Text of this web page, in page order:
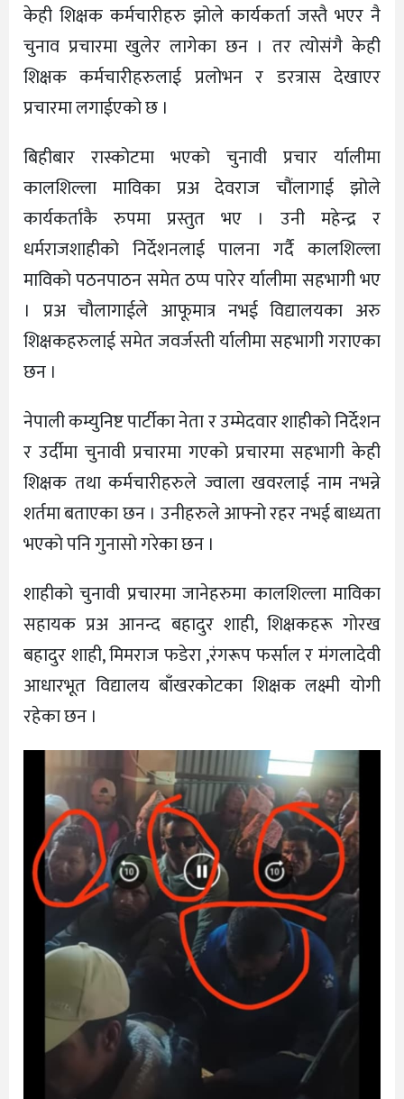
केही शिक्षक कर्मचारीहरु झोले कार्यकर्ता जस्तै भएर नै
चुनाव प्रचारमा खुलेर लागेका छन । तर त्योसंगै केही
शिक्षक कर्मचारीहरुलाई प्रलोभन र डरत्रास देखाएर
प्रचारमा लगाईएको छ ।
बिहीबार रास्कोटमा भएको चुनावी प्रचार र्यालीमा
कालशिल्ला माविका प्रअ देवराज चौंलागाई झोले
कार्यकर्ताकै रुपमा प्रस्तुत भए । उनी महेन्द्र र
धर्मराजशाहीको निर्देशनलाई पालना गर्दै कालशिल्ला
माविको पठनपाठन समेत ठप्प पारेर र्यालीमा सहभागी भए
। प्रअ चौलागाईले आफूमात्र नभई विद्यालयका अरु
शिक्षकहरुलाई समेत जवर्जस्ती र्यालीमा सहभागी गराएका
छन ।
नेपाली कम्युनिष्ट पार्टीका नेता र उम्मेदवार शाहीको निर्देशन
र उर्दीमा चुनावी प्रचारमा गएको प्रचारमा सहभागी केही
शिक्षक तथा कर्मचारीहरुले ज्वाला खवरलाई नाम नभन्ने
शर्तमा बताएका छन । उनीहरुले आफ्नो रहर नभई बाध्यता
भएको पनि गुनासो गरेका छन ।
शाहीको चुनावी प्रचारमा जानेहरुमा कालशिल्ला माविका
सहायक प्रअ आनन्द बहादुर शाही, शिक्षकहरू गोरख
बहादुर शाही, मिमराज फडेरा ,रंगरूप फर्साल र मंगलादेवी
आधारभूत विद्यालय बाँखरकोटका शिक्षक लक्ष्मी योगी
रहेका छन ।